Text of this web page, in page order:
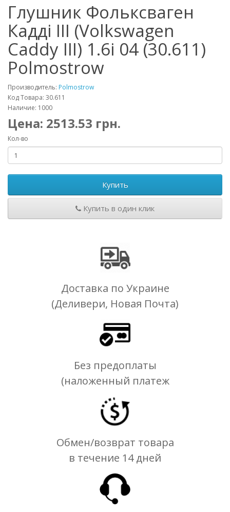
Глушник Фольксваген
Кадді III (Volkswagen
Caddy III) 1.6i 04 (30.611)
Polmostrow
Производитель: Polmostrow
Код Товара: 30.611
Наличие: 1000
Цена: 2513.53 грн.
Кол-во
Купить
Купить в один клик
Доставка по Украине
(Деливери, Новая Почта)
Без предоплаты
(наложенный платеж
Обмен/возврат товара
в течение 14 дней